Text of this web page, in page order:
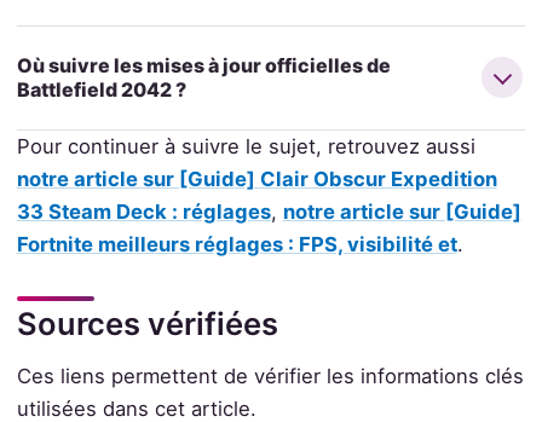
Où suivre les mises à jour officielles de
Battlefield 2042 ?
Pour continuer à suivre le sujet, retrouvez aussi
notre article sur [Guide] Clair Obscur Expedition
33 Steam Deck : réglages, notre article sur [Guide]
Fortnite meilleurs réglages : FPS, visibilité et.
Sources vérifiées
Ces liens permettent de vérifier les informations clés
utilisées dans cet article.